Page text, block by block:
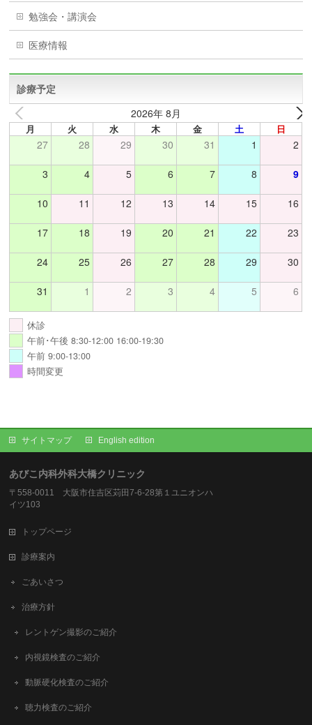
勉強会・講演会
医療情報
診療予定
2026年 8月
月 火 水 木 金 土 日
27 28 29 30 31 1 2
3 4 5 6 7 8 9
10 11 12 13 14 15 16
17 18 19 20 21 22 23
24 25 26 27 28 29 30
31 1 2 3 4 5 6
休診
午前･午後 8:30-12:00 16:00-19:30
午前 9:00-13:00
時間変更
サイトマップ English edition
あびこ内科外科大橋クリニック
〒558-0011 大阪市住吉区苅田7-6-28第１ユニオンハ
イツ103
トップページ
診療案内
ごあいさつ
治療方針
レントゲン撮影のご紹介
内視鏡検査のご紹介
動脈硬化検査のご紹介
聴力検査のご紹介